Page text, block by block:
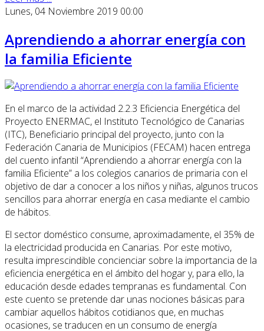
Lunes, 04 Noviembre 2019 00:00
Aprendiendo a ahorrar energía con
la familia Eficiente
En el marco de la actividad 2.2.3 Eficiencia Energética del
Proyecto ENERMAC, el Instituto Tecnológico de Canarias
(ITC), Beneficiario principal del proyecto, junto con la
Federación Canaria de Municipios (FECAM) hacen entrega
del cuento infantil “Aprendiendo a ahorrar energía con la
familia Eficiente” a los colegios canarios de primaria con el
objetivo de dar a conocer a los niños y niñas, algunos trucos
sencillos para ahorrar energía en casa mediante el cambio
de hábitos.
El sector doméstico consume, aproximadamente, el 35% de
la electricidad producida en Canarias. Por este motivo,
resulta imprescindible concienciar sobre la importancia de la
eficiencia energética en el ámbito del hogar y, para ello, la
educación desde edades tempranas es fundamental. Con
este cuento se pretende dar unas nociones básicas para
cambiar aquellos hábitos cotidianos que, en muchas
ocasiones, se traducen en un consumo de energía